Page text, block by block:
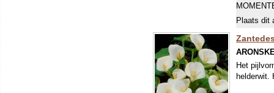
Plaats dit
Het
helderwit.